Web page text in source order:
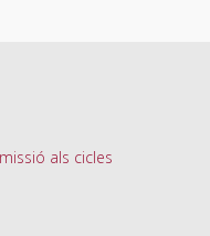
als cicles